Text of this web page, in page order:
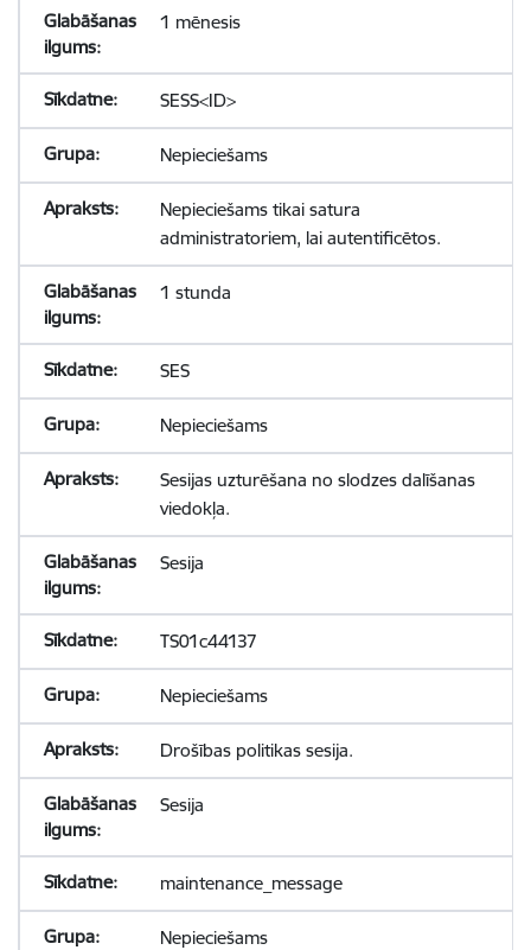
1 mēnesis
SESS<ID>
Nepieciešams
Nepieciešams tikai satura
administratoriem, lai autentificētos.
1 stunda
SES
Nepieciešams
Sesijas uzturēšana no slodzes dalīšanas
viedokļa.
Sesija
TS01c44137
Nepieciešams
Drošības politikas sesija.
Sesija
maintenance_message
Nepieciešams